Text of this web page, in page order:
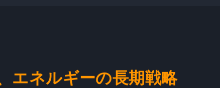
エネルギーの長期戦略